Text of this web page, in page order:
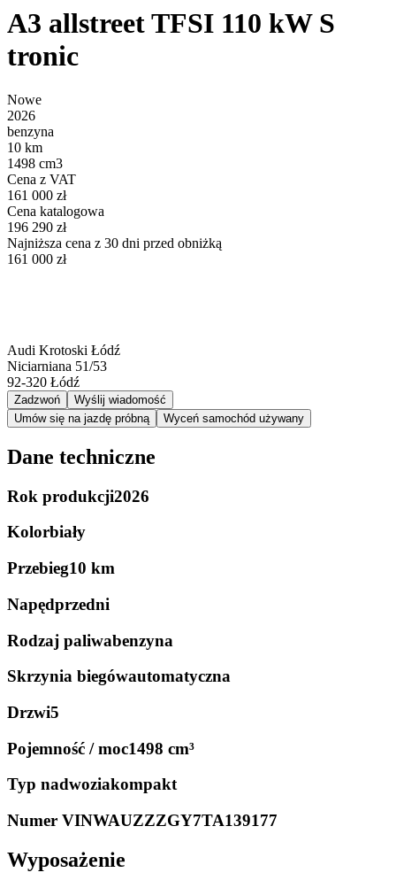
A3 allstreet TFSI 110 kW S
tronic
Nowe
2026
benzyna
10 km
1498 cm3
Cena z VAT
161 000 zł
Cena katalogowa
196 290 zł
Najniższa cena z 30 dni przed obniżką
161 000 zł
Audi Krotoski Łódź
Niciarniana 51/53
92-320 Łódź
Zadzwoń
Wyślij wiadomość
Umów się na jazdę próbną
Wyceń samochód używany
Dane techniczne
Rok produkcji2026
Kolorbiały
Przebieg10 km
Napędprzedni
Rodzaj paliwabenzyna
Skrzynia biegówautomatyczna
Drzwi5
Pojemność / moc1498 cm³
Typ nadwoziakompakt
Numer VINWAUZZZGY7TA139177
Wyposażenie